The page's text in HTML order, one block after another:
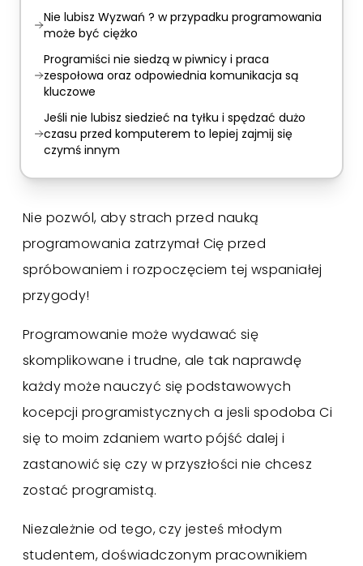
Nie lubisz Wyzwań ? w przypadku programowania
może być ciężko
Programiści nie siedzą w piwnicy i praca
zespołowa oraz odpowiednia komunikacja są
kluczowe
Jeśli nie lubisz siedzieć na tyłku i spędzać dużo
czasu przed komputerem to lepiej zajmij się
czymś innym
Nie pozwól, aby strach przed nauką
programowania zatrzymał Cię przed
spróbowaniem i rozpoczęciem tej wspaniałej
przygody!
Programowanie może wydawać się
skomplikowane i trudne, ale tak naprawdę
każdy może nauczyć się podstawowych
kocepcji programistycznych a jesli spodoba Ci
się to moim zdaniem warto pójść dalej i
zastanowić się czy w przyszłości nie chcesz
zostać programistą.
Niezależnie od tego, czy jesteś młodym
studentem, doświadczonym pracownikiem